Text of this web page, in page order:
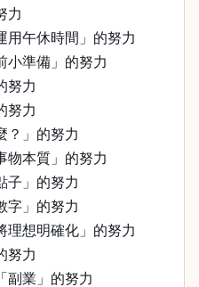
力
用午休時間」的努力
小準備」的努力
努力
努力
？」的努力
物本質」的努力
子」的努力
字」的努力
理想明確化」的努力
努力
副業」的努力